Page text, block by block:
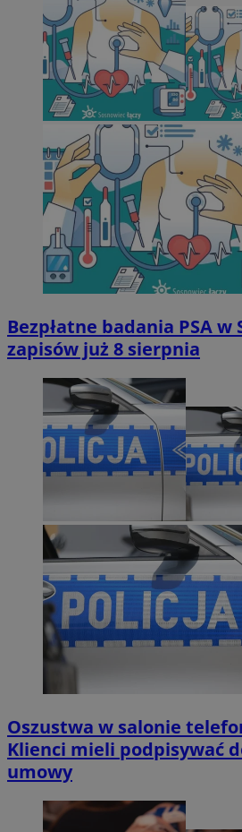
Bezpłatne badania PSA w
zapisów już 8 sierpnia
Oszustwa w salonie
Klienci mieli podpisywać
umowy